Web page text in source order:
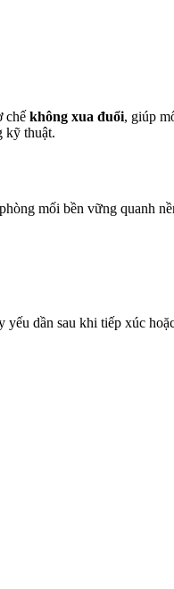
chế không xua đuổi, giúp
kỹ thuật.
mối bền vững quanh
dần sau khi tiếp xúc